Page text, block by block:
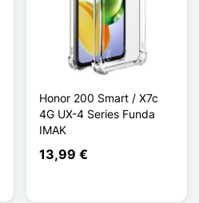
Honor 200 Smart / X7c
4G UX-4 Series Funda
IMAK
13,99 €